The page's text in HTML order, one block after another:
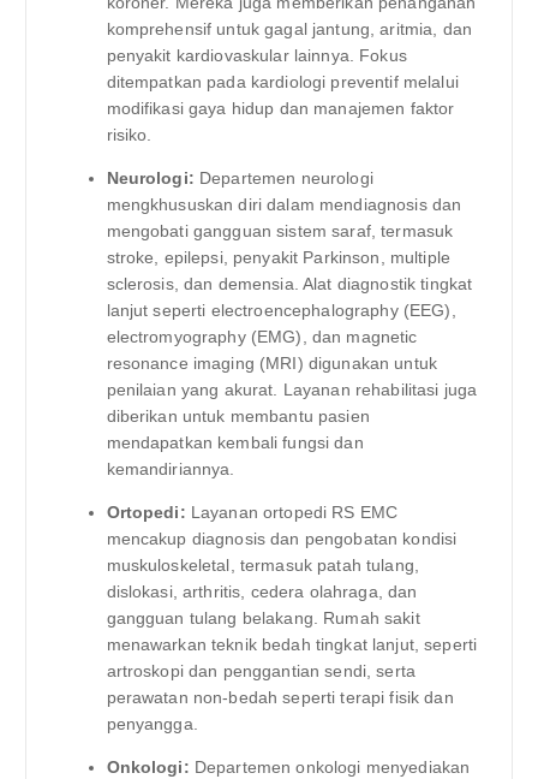
komprehensif untuk gagal jantung, aritmia, dan
penyakit kardiovaskular lainnya. Fokus
ditempatkan pada kardiologi preventif melalui
modifikasi gaya hidup dan manajemen faktor
risiko.
Neurologi: Departemen neurologi
mengkhususkan diri dalam mendiagnosis dan
mengobati gangguan sistem saraf, termasuk
stroke, epilepsi, penyakit Parkinson, multiple
sclerosis, dan demensia. Alat diagnostik tingkat
lanjut seperti electroencephalography (EEG),
electromyography (EMG), dan magnetic
resonance imaging (MRI) digunakan untuk
penilaian yang akurat. Layanan rehabilitasi juga
diberikan untuk membantu pasien
mendapatkan kembali fungsi dan
kemandiriannya.
Ortopedi: Layanan ortopedi RS EMC
mencakup diagnosis dan pengobatan kondisi
muskuloskeletal, termasuk patah tulang,
dislokasi, arthritis, cedera olahraga, dan
gangguan tulang belakang. Rumah sakit
menawarkan teknik bedah tingkat lanjut, seperti
artroskopi dan penggantian sendi, serta
perawatan non-bedah seperti terapi fisik dan
penyangga.
Onkologi: Departemen onkologi menyediakan